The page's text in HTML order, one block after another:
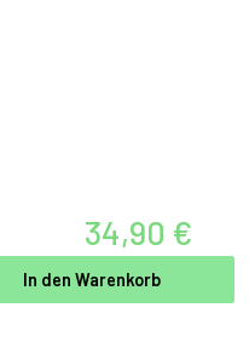
34,90 €
In den Warenkorb